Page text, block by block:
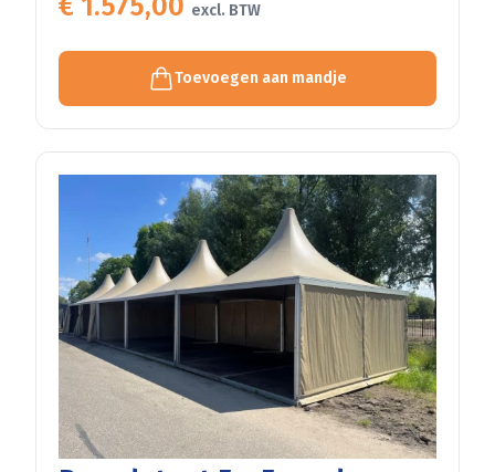
€ 1.575,00 excl. BTW
Toevoegen aan mandje